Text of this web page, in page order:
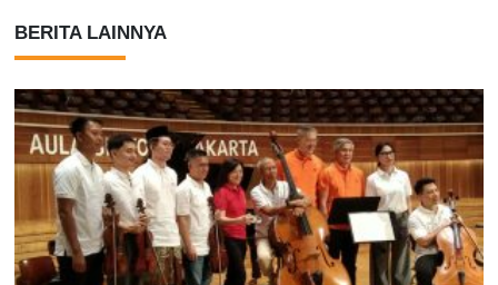
BERITA LAINNYA